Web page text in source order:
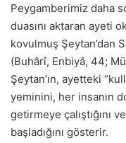
Peygamberimiz daha
duasını aktaran ayeti
kovulmuş Şeytan’dan
(Buhârî, Enbiyâ, 44;
Şeytan’ın, ayetteki
yeminini, her insanın
getirmeye çalıştığını
başladığını gösterir.